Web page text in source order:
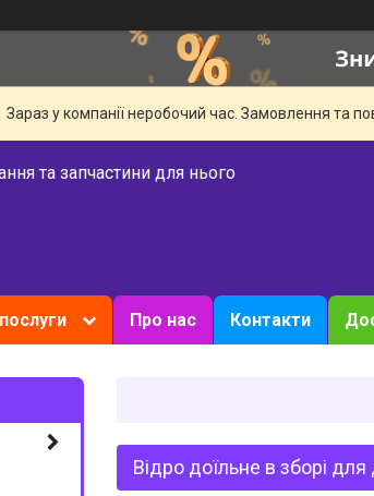
Зараз у компанії неробочий час. Замовлення та
та запчастини для нього
Про нас Контакти
Відро доїльне в зборі